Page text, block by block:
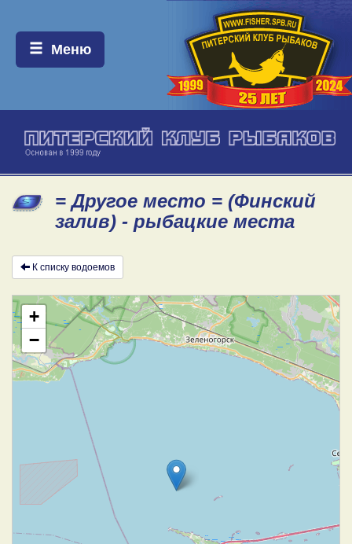
Меню:
Меню
= Другое место = (Финский
залив) - рыбацкие места
К списку водоемов
+
−